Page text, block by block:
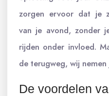
zorgen ervoor dat je
van je avond, zonder
rijden onder invloed.
de terugweg, wij
De voordelen